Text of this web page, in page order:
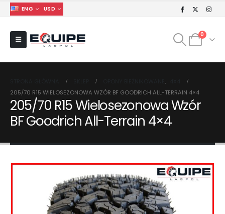
ENG USD
0
,
205/70 R15 WIELOSEZONOWA WZÓR BF GOODRICH ALL-TERRAIN 4×4
205/70 R15 Wielosezonowa Wzór
BF Goodrich All-Terrain 4×4